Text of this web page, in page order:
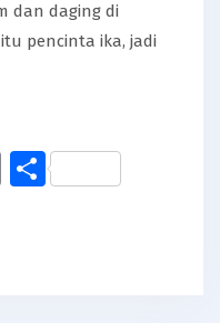
dan daging di
pencinta ika, jadi
CopyShare